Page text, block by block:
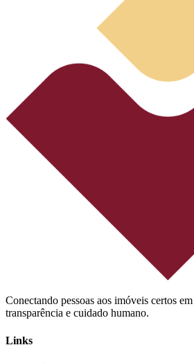
Conectando pessoas aos imóveis certos
transparência e cuidado humano.
Links